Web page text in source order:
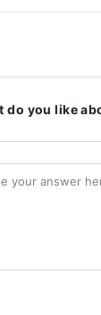
do you like